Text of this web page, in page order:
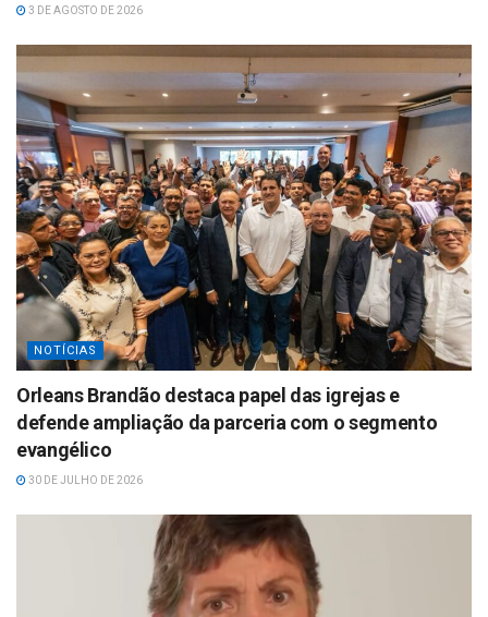
3 DE AGOSTO DE 2026
NOTÍCIAS
Orleans Brandão destaca papel das igrejas e
defende ampliação da parceria com o segmento
evangélico
30 DE JULHO DE 2026